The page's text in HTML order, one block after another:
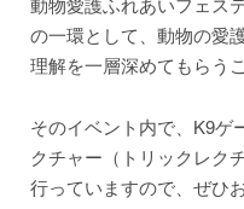
の一環として、動物の愛
理解を一層深めてもらう
そのイベント内で、K9ゲ
クチャー（トリックレク
行っていますので、ぜひ